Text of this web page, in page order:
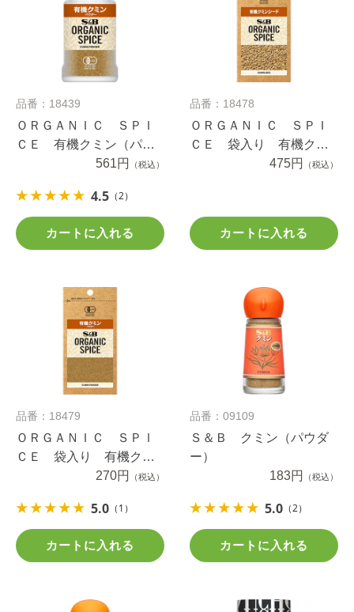
品番：18439
ＯＲＧＡＮＩＣ ＳＰＩ
ＣＥ 有機クミン（パウ
ダー） １８ｇ561円 （税込）
4.5 （2）
カートに入れる
品番：18478
ＯＲＧＡＮＩＣ ＳＰＩ
ＣＥ 袋入り 有機クミ
ンシード １３ｇ
475円 （税込）
カートに入れる
品番：18479
ＯＲＧＡＮＩＣ ＳＰＩ
ＣＥ 袋入り 有機クミ
ン（パウダー） １２.３
270円 （税込）
5.0 （1）
カートに入れる
品番：09109
Ｓ＆Ｂ クミン（パウダ
ー）
183円
（税込）
5.0 （2）
カートに入れる